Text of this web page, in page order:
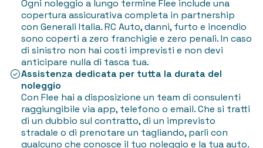
Ogni noleggio a lungo termine Flee include una
copertura assicurativa completa in partnership
con Generali Italia. RC Auto, danni, furto e incendio
sono coperti a zero franchigie e zero penali. In caso
di sinistro non hai costi imprevisti e non devi
anticipare nulla di tasca tua.
Assistenza dedicata per tutta la durata del
noleggio
Con Flee hai a disposizione un team di consulenti
raggiungibile via app, telefono o email. Che si tratti
di un dubbio sul contratto, di un imprevisto
stradale o di prenotare un tagliando, parli con
qualcuno che conosce il tuo noleggio e la tua auto.